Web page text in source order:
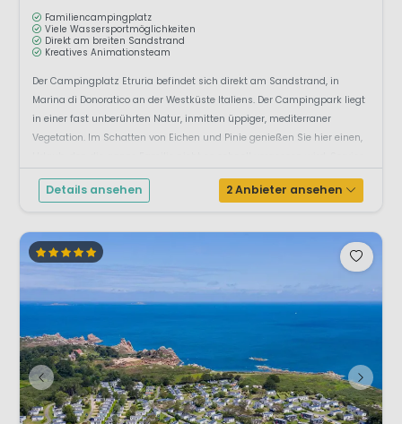
Familiencampingplatz
Viele Wassersportmöglichkeiten
Direkt am breiten Sandstrand
Kreatives Animationsteam
Der Campingplatz Etruria befindet sich direkt am Sandstrand, in
Marina di Donoratico an der Westküste Italiens. Der Campingpark liegt
in einer fast unberührten Natur, inmitten üppiger, mediterraner
Vegetation. Im Schatten von Eichen und Pinie genießen Sie hier einen,
Relaxen un...
Details ansehen 2 Anbieter ansehen